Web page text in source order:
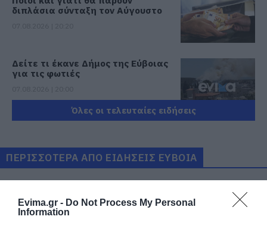
Evima.gr - Do Not Process My Personal
Information
διπλάσια σύνταξη τον Αύγουστο
Δείτε τι έκανε Δήμος της Εύβοιας
για τις φωτιές
φορτηγό
07.08.2026 | 19:40
τελευταίο «αντίο» στον 36χρονο
επιχειρηματία
Όλες οι τελευταίες ειδήσεις
ΠΕΡΙΣΣΟΤΕΡΑ ΑΠΟ ΕΙΔΗΣΕΙΣ ΕΥΒΟΙΑ